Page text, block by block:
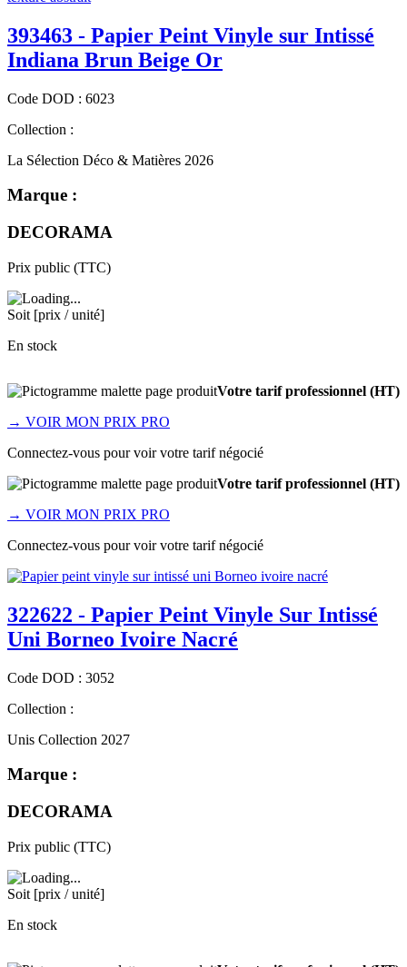
393463 - Papier Peint Vinyle sur Intissé
Indiana Brun Beige Or
Code DOD : 6023
Collection :
La Sélection Déco & Matières 2026
Marque :
DECORAMA
Prix public (TTC)
Soit [prix / unité]
En stock
Votre tarif professionnel (HT)
→ VOIR MON PRIX PRO
Connectez-vous pour voir votre tarif négocié
Votre tarif professionnel (HT)
→ VOIR MON PRIX PRO
Connectez-vous pour voir votre tarif négocié
322622 - Papier Peint Vinyle Sur Intissé
Uni Borneo Ivoire Nacré
Code DOD : 3052
Collection :
Unis Collection 2027
Marque :
DECORAMA
Prix public (TTC)
Soit [prix / unité]
En stock